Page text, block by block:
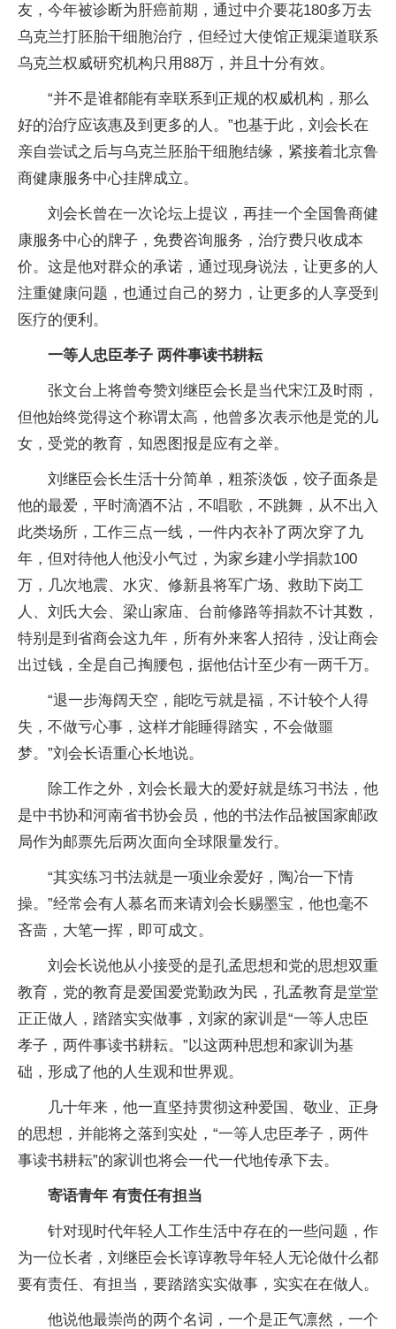
友，今年被诊断为肝癌前期，通过中介要花180多万去
乌克兰打胚胎干细胞治疗，但经过大使馆正规渠道联系
乌克兰权威研究机构只用88万，并且十分有效。
“并不是谁都能有幸联系到正规的权威机构，那么
好的治疗应该惠及到更多的人。”也基于此，刘会长在
亲自尝试之后与乌克兰胚胎干细胞结缘，紧接着北京鲁
商健康服务中心挂牌成立。
刘会长曾在一次论坛上提议，再挂一个全国鲁商健
康服务中心的牌子，免费咨询服务，治疗费只收成本
价。这是他对群众的承诺，通过现身说法，让更多的人
注重健康问题，也通过自己的努力，让更多的人享受到
医疗的便利。
一等人忠臣孝子 两件事读书耕耘
张文台上将曾夸赞刘继臣会长是当代宋江及时雨，
但他始终觉得这个称谓太高，他曾多次表示他是党的儿
女，受党的教育，知恩图报是应有之举。
刘继臣会长生活十分简单，粗茶淡饭，饺子面条是
他的最爱，平时滴酒不沾，不唱歌，不跳舞，从不出入
此类场所，工作三点一线，一件内衣补了两次穿了九
年，但对待他人他没小气过，为家乡建小学捐款100
万，几次地震、水灾、修新县将军广场、救助下岗工
人、刘氏大会、梁山家庙、台前修路等捐款不计其数，
特别是到省商会这九年，所有外来客人招待，没让商会
出过钱，全是自己掏腰包，据他估计至少有一两千万。
“退一步海阔天空，能吃亏就是福，不计较个人得
失，不做亏心事，这样才能睡得踏实，不会做噩
梦。”刘会长语重心长地说。
除工作之外，刘会长最大的爱好就是练习书法，他
是中书协和河南省书协会员，他的书法作品被国家邮政
局作为邮票先后两次面向全球限量发行。
“其实练习书法就是一项业余爱好，陶冶一下情
操。”经常会有人慕名而来请刘会长赐墨宝，他也毫不
吝啬，大笔一挥，即可成文。
刘会长说他从小接受的是孔孟思想和党的思想双重
教育，党的教育是爱国爱党勤政为民，孔孟教育是堂堂
正正做人，踏踏实实做事，刘家的家训是“一等人忠臣
孝子，两件事读书耕耘。”以这两种思想和家训为基
础，形成了他的人生观和世界观。
几十年来，他一直坚持贯彻这种爱国、敬业、正身
的思想，并能将之落到实处，“一等人忠臣孝子，两件
事读书耕耘”的家训也将会一代一代地传承下去。
寄语青年 有责任有担当
针对现时代年轻人工作生活中存在的一些问题，作
为一位长者，刘继臣会长谆谆教导年轻人无论做什么都
要有责任、有担当，要踏踏实实做事，实实在在做人。
他说他最崇尚的两个名词，一个是正气凛然，一个